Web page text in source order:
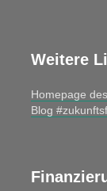
Weitere
Homepage
Blog